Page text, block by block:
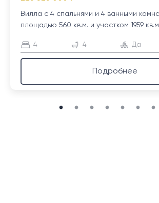
Вилла с 4 спальнями и 4 ванными
площадью 560 кв.м. и участком 1959
4 4 Да
Подробнее